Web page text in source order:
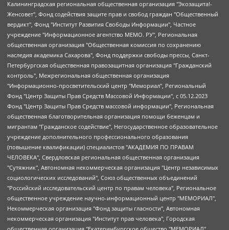
Калининградская региональная общественная организация "Экозащита!-Женсовет", Фонд содействия защите прав и свобод граждан "Общественный вердикт", Фонд "Институт Развития Свободы Информации", Частное учреждение "Информационное агентство МЕМО. РУ", Региональная общественная организация "Общественная комиссия по сохранению наследия академика Сахарова", Фонд поддержки свободы прессы, Санкт-Петербургская общественная правозащитная организация "Гражданский контроль", Межрегиональная общественная организация "Информационно-просветительский центр "Мемориал", Региональный Фонд "Центр Защиты Прав Средств Массовой Информации", с 05.12.2023 Фонд "Центр Защиты Прав Средств массовой информации", Региональная общественная благотворительная организация помощи беженцам и мигрантам "Гражданское содействие", Негосударственное образовательное учреждение дополнительного профессионального образования (повышение квалификации) специалистов "АКАДЕМИЯ ПО ПРАВАМ ЧЕЛОВЕКА", Свердловская региональная общественная организация "Сутяжник", Автономная некоммерческая организация "Центр независимых социологических исследований", Союз общественных объединений "Российский исследовательский центр по правам человека", Региональное общественное учреждение научно-информационный центр "МЕМОРИАЛ", Некоммерческая организация "Фонд защиты гласности", Автономная некоммерческая организация "Институт прав человека", Городская общественная организация "Екатеринбургское общество "МЕМОРИАЛ", Городская общественная организация "Рязанское историко-просветительское и правозащитное общество "Мемориал" (Рязанский Мемориал), Челябинский региональный орган общественной самодеятельности – женское общественное объединение "Женщины Евразии", Челябинский региональный орган общественной самодеятельности "Уральская правозащитная группа", Фонд содействия защите здоровья и социальной справедливости имени Андрея Рылькова, Автономная Некоммерческая Организация "Аналитический Центр Юрия Левады", Автономная некоммерческая организация социальной поддержки населения "Проект Апрель", Региональная общественная организация помощи женщинам и детям, находящимся в кризисной ситуации "Информационно-методический центр "Анна", Фонд содействия развитию массовых коммуникаций и правовому просвещению "Так-так-Так", Фонд содействия устойчивому развитию "Серебряная тайга", Свердловский региональный общественный фонд социальных проектов "Новое время", "Idel.Реалии", Кавказ.Реалии, Крым.Реалии, Телеканал Настоящее Время, Татаро-башкирская служба Радио Свобода (Azatliq Radiosi), Радио Свободная Европа/Радио Свобода (PCE/PC), "Сибирь.Реалии", "Фактограф", Благотворительный фонд помощи осужденным и их семьям, Автономная некоммерческая организация "Институт глобализации и социальных движений", Фонд "В защиту прав заключенных", Частное учреждение "Центр поддержки и содействия развитию средств массовой информации", Пензенский региональный общественный благотворительный фонд "Гражданский союз", "Север.Реалии", Некоммерческая организация Фонд "Правовая инициатива", Общество с ограниченной ответственностью "Радио Свободная Европа/Радио Свобода", Чешское информационное агентство "MEDIUM-ORIENT", Красноярская региональная общественная организация "Мы против СПИДа", Камалягин Денис Николаевич, Маркелов Сергей Евгеньевич, Пономарев Лев Александрович, Савицкая Людмила Алексеевна, Автономная некоммерческая организация "Центр по работе с проблемой насилия "НАСИЛИЮ.НЕТ", Межрегиональный профессиональный союз работников здравоохранения "Альянс врачей", Юридическое лицо, зарегистрированное в Латвийской Республике, SIA "Medusa Project" (регистрационный номер 40103797863, дата регистрации 10.06.2014), Некоммерческая организация "Фонд по борьбе с коррупцией", Автономная некоммерческая организация "Институт права и публичной политики", Баданин Роман Сергеевич, Гликин Максим Александрович, Железнова Мария Михайловна, Лукьянова Юлия Сергеевна, Маетная Елизавета Витальевна, Маняхин Петр Борисович, Чуракова Ольга Владимировна, Ярош Юлия Петровна, Юридическое лицо "The Insider SIA", зарегистрированное в Риге, Латвийская Республика (дата регистрации 26.06.2015), являющееся администратором доменного имени интернет-издания "The Insider SIA", https://theins.ru, Постернак Алексей Евгеньевич, Рубин Михаил Аркадьевич, Анин Роман Александрович, Юридическое лицо Istories fonds, зарегистрированное в Латвийской Республике (регистрационный номер 50008295751, дата регистрации 24.02.2020), Великовский Дмитрий Александрович, Долинина Ирина Николаевна, Мароховская Алеся Алексеевна, Шлейнов Роман Юрьевич, Шмагун Олеся Валентиновна, Общество с ограниченной ответственностью "Альтаир 2021", Общество с ограниченной ответственностью "Вега 2021", Общество с ограниченной ответственностью "Главный редактор 2021", Общество с ограниченной ответственностью "Ромашки монолит", Важенков Артем Валерьевич, Ивановская областная общественная организация "Центр гендерных исследований", Гурман Юрий Альбертович, Медиапроект "ОВД-Инфо", Егоров Владимир Владимирович, Жилинский Владимир Александрович, Общество с ограниченной ответственностью "ЗП", Иванова София Юрьевна, Карезина Инна Павловна, Кильтау Екатерина Викторовна, Петров Алексей Викторович, Пискунов Сергей Евгеньевич, Смирнов Сергей Сергеевич, Тихонов Михаил Сергеевич, Общество с ограниченной ответственностью "ЖУРНАЛИСТ-ИНОСТРАННЫЙ АГЕНТ", Арапова Галина Юрьевна, Вольтская Татьяна Анатольевна, Американская компания "Mason G.E.S. Anonymous Foundation" (США), являющаяся владельцем интернет-издания https://mnews.world/, Компания "Stichting Bellingcat", зарегистрированная в Нидерландах (дата регистрации 11.07.2018), Захаров Андрей Вячеславович, Клепиковская Екатерина Дмитриевна, Общество с ограниченной ответственностью "МЕМО", Перл Роман Александрович, Симонов Евгений Алексеевич, Соловьева Елена Анатольевна, Сотников Даниил Владимирович, Сурначева Елизавета Дмитриевна, Автономная некоммерческая организация по защите прав человека и информированию населения "Якутия – Наше Мнение", Общество с ограниченной ответственностью "Москоу диджитал медиа", с 26.01.2023 Общество с ограниченной ответственностью "Чайка Белые сады", Ветошкина Валерия Валерьевна, Заговора Максим Александрович, Межрегиональное общественное движение "Российская ЛГБТ - сеть", Оленичев Максим Владимирович, Павлов Иван Юрьевич, Скворцова Елена Сергеевна, Общество с ограниченной ответственностью "Как бы инагент", Кочетков Игорь Викторович, Общество с ограниченной ответственностью "Честные выборы", Еланчик Олег Александрович, Общество с ограниченной ответственностью "Нобелевский призыв", Гималова Регина Эмилевна, Григорьев Андрей Валерьевич, Григорьева Алина Александровна, Ассоциация по содействию защите прав призывников, альтернативнослужащих и военнослужащих "Правозащитная группа "Гражданин.Армия.Право", Хисамова Регина Фаритовна, Автономная некоммерческая организация по реализации социально-правовых программ "Лилит", Дальневосточное общественное движение "Маяк", Санкт-Петербургская ЛГБТ-инициативная группа "Выход", Инициативная группа ЛГБТ+ "Реверс", Алексеев Андрей Викторович, Бекбулатова Таисия Львовна, Беляев Иван Михайлович, Владыкина Елена Сергеевна, Гельман Марат Александрович, Никульшина Вероника Юрьевна, Толоконникова Надежда Андреевна, Шендерович Виктор Анатольевич, Общество с ограниченной ответственностью "Данное сообщение", Общество с ограниченной ответственностью Издательский дом "Новая глава", Айнбиндер Александра Александровна, Московский комьюнити-центр для ЛГБТ+инициатив, Благотворительный фонд развития филантропии, Deutsche Welle (Германия, Kurt-Schumacher-Strasse 3, 53113 Bonn), Борзунова Мария Михайловна, Воробьев Виктор Викторович, Голубева Анна Львовна, Константинова Алла Михайловна, Малкова Ирина Владимировна, Мурадов Мурад Абдулгалимович, Осетинская Елизавета Николаевна, Понасенков Евгений Николаевич, Ганапольский Матвей Юрьевич, Киселев Евгений Алексеевич, Борухович Ирина Григорьевна, Дремин Иван Тимофеевич, Дубровский Дмитрий Викторович, Красноярская региональная общественная организация поддержки и развития альтернативных образовательных технологий и межкультурных коммуникаций "ИНТЕРРА", Маяковская Екатерина Алексеевна, Фейгин Марк Захарович, Филимонов Андрей Викторович, Дзугкоева Регина Николаевна, Доброхотов Роман Александрович, Дудь Юрий Александрович, Елкин Сергей Владимирович, Кругликов Кирилл Игоревич, Сабунаева Мария Леонидовна, Семенов Алексей Владимирович, Шаинян Карен Багратович, Шульман Екатерина Михайловна, Асафьев Артур Валерьевич, Вахштайн Виктор Семенович, Венедиктов Алексей Алексеевич, Лушникова Екатерина Евгеньевна, Волков Леонид Михайлович, Невзоров Александр Глебович, Пархоменко Сергей Борисович, Сироткин Ярослав Николаевич, Кара-Мурза Владимир Владимирович, Баранова Наталья Владимировна, Гозман Леонид Яковлевич, Кагарлицкий Борис Юльевич, Климарев Михаил Валерьевич, Милов Владимир Станиславович, Автономная некоммерческая организация Краснодарский центр современного искусства "Типография", Моргенштерн Алишер Тагирович, Соболь Любовь Эдуардовна, Общество с ограниченной ответственностью "ЛИЗА НОРМ", Каспаров Гарри Кимович, Ходорковский Михаил Борисович, Общество с ограниченной ответственностью "Апрельские тезисы", Данилович Ирина Брониславовна, Кашин Олег Владимирович, Петров Николай Владимирович, Пивоваров Алексей Владимирович, Соколов Михаил Владимирович, Цветкова Юлия Владимировна, Чичваркин Евгений Александрович, Комитет против пыток/Команда против пыток, Общество с ограниченной ответственностью "Первый научный", Общество с ограниченной ответственностью "Вертолет и ко", Белоцерковская Вероника Борисовна, Кац Максим Евгеньевич, Лазарева Татьяна Юрьевна, Шаведдинов Руслан Табризович, Яшин Илья Валерьевич, Общество с ограниченной ответственностью "Иноагент ААВ", Алешковский Дмитрий Петрович, Альбац Евгения Марковна, Быков Дмитрий Львович, Галямина Юлия Евгеньевна, Лойко Сергей Леонидович, Мартынов Кирилл Константинович, Медведев Сергей Александрович, Крашенинников Федор Геннадиевич, Гордеева Катерина Вл